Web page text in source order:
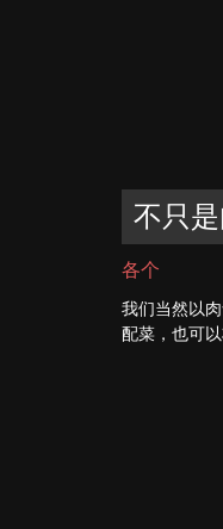
不只
各个
我们当然以
配菜，也可